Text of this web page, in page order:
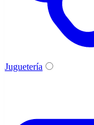
Juguetería